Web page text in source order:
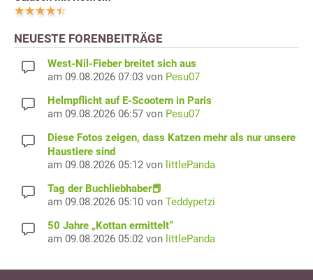
NEUESTE FORENBEITRÄGE
West-Nil-Fieber breitet sich aus
am 09.08.2026 07:03 von Pesu07
Helmpflicht auf E-Scootern in Paris
am 09.08.2026 06:57 von Pesu07
Diese Fotos zeigen, dass Katzen mehr als nur unsere
Haustiere sind
am 09.08.2026 05:12 von littlePanda
Tag der Buchliebhaber📕
am 09.08.2026 05:10 von Teddypetzi
50 Jahre „Kottan ermittelt“
am 09.08.2026 05:02 von littlePanda